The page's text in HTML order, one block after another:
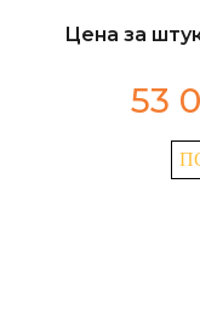
Цена за
53